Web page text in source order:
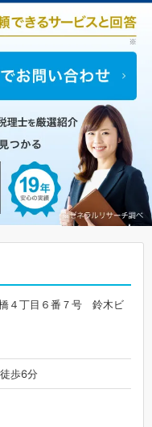
４丁目６番７号 鈴木ビ
歩6分